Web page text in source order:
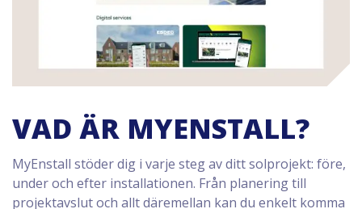
VAD ÄR MYENSTALL?
MyEnstall stöder dig i varje steg av ditt solprojekt: före,
under och efter installationen. Från planering till
projektavslut och allt däremellan kan du enkelt komma